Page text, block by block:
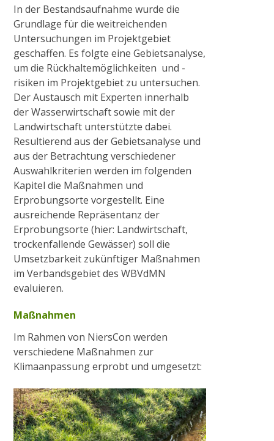
Sohlschalenentnahme
Radtour „Wasserwirtschaft rund um Grefrath“
Radtour „Hochwasservorsorge am Hammer
Bach“
2018
Abriss Stallgebäude in Viersen
Renaturierung Stadtgraben Wachtendonk
Baumaßnahme S-Kurve in Münchheide
Absperrbauwerke an der Niers
Radtour „Wasser in Kultur- und Naturraum
rund um Wachtendonk“
2021
In der Bestandsaufnahme wurde die
Grundlage für die weitreichenden
Untersuchungen im Projektgebiet
geschaffen. Es folgte eine Gebietsanalyse,
um die Rückhaltemöglichkeiten und -
risiken im Projektgebiet zu untersuchen.
Der Austausch mit Experten innerhalb
der Wasserwirtschaft sowie mit der
Landwirtschaft unterstützte dabei.
Resultierend aus der Gebietsanalyse und
aus der Betrachtung verschiedener
Auswahlkriterien werden im folgenden
Kapitel die Maßnahmen und
Erprobungsorte vorgestellt. Eine
ausreichende Repräsentanz der
Erprobungsorte (hier: Landwirtschaft,
trockenfallende Gewässer) soll die
Umsetzbarkeit zukünftiger Maßnahmen
im Verbandsgebiet des WBVdMN
evaluieren.
Maßnahmen
Im Rahmen von NiersCon werden
verschiedene Maßnahmen zur
Klimaanpassung erprobt und umgesetzt: